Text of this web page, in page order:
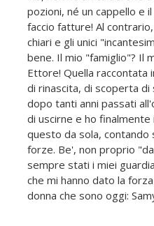
pozioni, né un cappello e
faccio fatture! Al
chiari e gli unici
bene. Il mio "famiglio"? Il
Ettore! Quella raccontata
di rinascita, di scoperta di
dopo tanti anni passati
di uscirne e ho
questo da sola, contando
forze. Be', non proprio
sempre stati i miei
che mi hanno dato la
donna che sono oggi: